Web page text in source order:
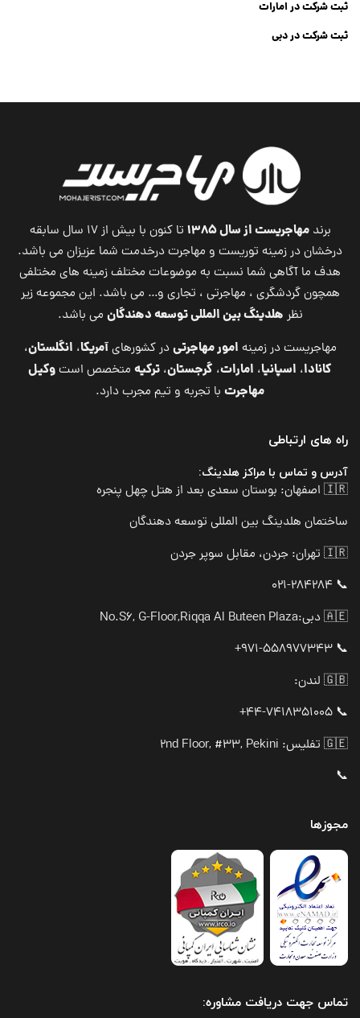
ثبت شرکت در امارات
ثبت شرکت در دبی
برندمهاجریست از سال ۱۳۸۵
تا کنون با بیش از ۱۷ سال سابقه
درخشان در زمینه توریست و مهاجرت درخدمت شما عزیزان می باشد.
هدف ما آگاهی شما نسبت به موضوعات مختلف زمینه های مختلفی
همچون گردشگری ، مهاجرتی ، تجاری و… می باشد. این مجموعه زیر
نظر هلدینگ بین المللی توسعه دهندگان می باشد.
مهاجریست در زمینه امور مهاجرتیدر کشورهایآمریکا، انگلستان،
کانادا، اسپانیا، امارات، گرجستان، ترکیه متخصص استوکیل
مهاجرت با تجربه و تیم مجرب دارد.
راه های ارتباطی
آدرس و تماس با مراکز هلدینگ:
🇮🇷 اصفهان: بوستان سعدی بعد از هتل چهل پنجره
ساختمان هلدینگ بین المللی توسعه دهندگان
🇮🇷 تهران: جردن، مقابل سوپر جردن
📞 021-284284
🇦🇪 دبی:
No.S6, G-Floor,Riqqa Al Buteen Plaza
📞 971-558977343+
🇬🇧 لندن:
📞 44-7418351005+
🇬🇪 تفلیس: 2nd Floor, #33, Pekini
📞
مجوزها
تماس جهت دریافت مشاوره: